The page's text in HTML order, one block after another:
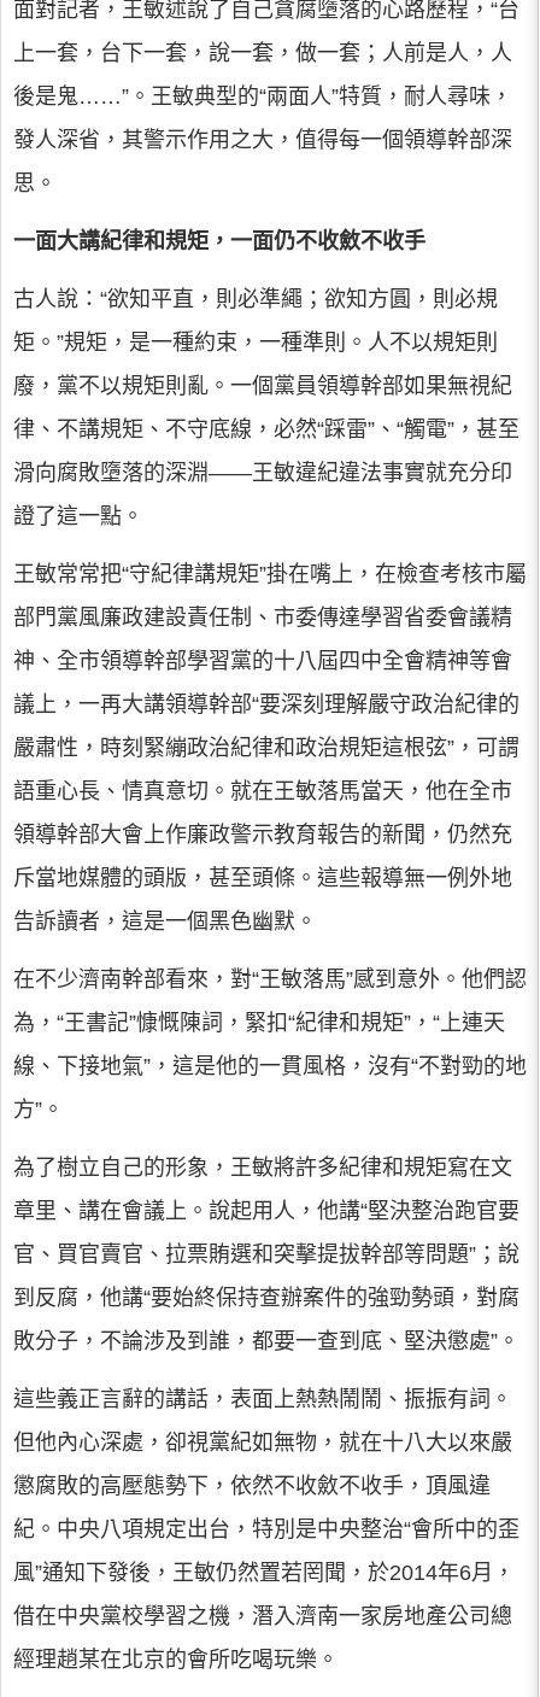
面對記者，王敏述說了自己貪腐墮落的心路歷程，“台
上一套，台下一套，說一套，做一套；人前是人，人
後是鬼……”。王敏典型的“兩面人”特質，耐人尋味，
發人深省，其警示作用之大，值得每一個領導幹部深
思。
一面大講紀律和規矩，一面仍不收斂不收手
古人說：“欲知平直，則必準繩；欲知方圓，則必規
矩。”規矩，是一種約束，一種準則。人不以規矩則
廢，黨不以規矩則亂。一個黨員領導幹部如果無視紀
律、不講規矩、不守底線，必然“踩雷”、“觸電”，甚至
滑向腐敗墮落的深淵——王敏違紀違法事實就充分印
證了這一點。
王敏常常把“守紀律講規矩”掛在嘴上，在檢查考核市屬
部門黨風廉政建設責任制、市委傳達學習省委會議精
神、全市領導幹部學習黨的十八屆四中全會精神等會
議上，一再大講領導幹部“要深刻理解嚴守政治紀律的
嚴肅性，時刻緊繃政治紀律和政治規矩這根弦”，可謂
語重心長、情真意切。就在王敏落馬當天，他在全市
領導幹部大會上作廉政警示教育報告的新聞，仍然充
斥當地媒體的頭版，甚至頭條。這些報導無一例外地
告訴讀者，這是一個黑色幽默。
在不少濟南幹部看來，對“王敏落馬”感到意外。他們認
為，“王書記”慷慨陳詞，緊扣“紀律和規矩”，“上連天
線、下接地氣”，這是他的一貫風格，沒有“不對勁的地
方”。
為了樹立自己的形象，王敏將許多紀律和規矩寫在文
章里、講在會議上。說起用人，他講“堅決整治跑官要
官、買官賣官、拉票賄選和突擊提拔幹部等問題”；說
到反腐，他講“要始終保持查辦案件的強勁勢頭，對腐
敗分子，不論涉及到誰，都要一查到底、堅決懲處”。
這些義正言辭的講話，表面上熱熱鬧鬧、振振有詞。
但他內心深處，卻視黨紀如無物，就在十八大以來嚴
懲腐敗的高壓態勢下，依然不收斂不收手，頂風違
紀。中央八項規定出台，特別是中央整治“會所中的歪
風”通知下發後，王敏仍然置若罔聞，於2014年6月，
借在中央黨校學習之機，潛入濟南一家房地產公司總
經理趙某在北京的會所吃喝玩樂。